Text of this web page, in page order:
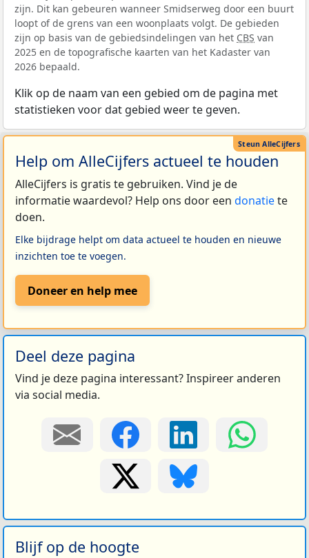
zijn. Dit kan gebeuren wanneer Smidserweg door een buurt
loopt of de grens van een woonplaats volgt. De gebieden
zijn op basis van de gebiedsindelingen van het CBS van
2025 en de topografische kaarten van het Kadaster van
2026 bepaald.
Klik op de naam van een gebied om de pagina met
statistieken voor dat gebied weer te geven.
Help om AlleCijfers actueel te houden
AlleCijfers is gratis te gebruiken. Vind je de
informatie waardevol? Help ons door een donatiete
doen.
Elke bijdrage helpt om data actueel te houden en nieuwe
inzichten toe te voegen.
Doneer en help mee
Deel deze pagina
Vind je deze pagina interessant? Inspireer anderen
via social media.
Blijf op de hoogte